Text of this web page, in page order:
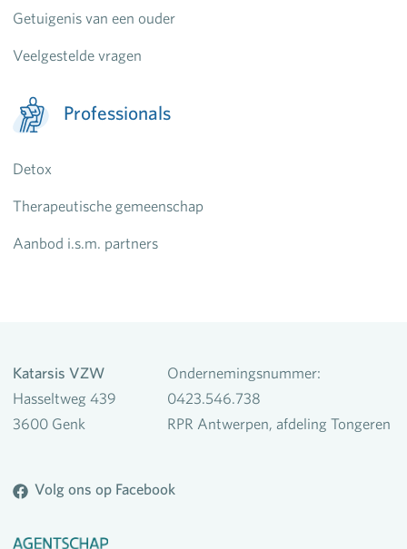
Getuigenis van een ouder
Veelgestelde vragen
Professionals
Detox
Therapeutische gemeenschap
Aanbod i.s.m. partners
Katarsis VZW
Hasseltweg 439
3600 Genk
Ondernemingsnummer:
0423.546.738
RPR Antwerpen, afdeling Tongeren
Volg ons op Facebook